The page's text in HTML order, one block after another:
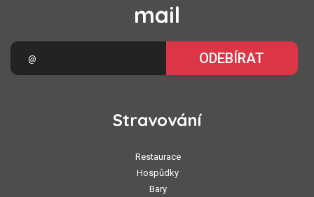
mail
ODEBÍRAT
Stravování
Restaurace
Hospůdky
Bary